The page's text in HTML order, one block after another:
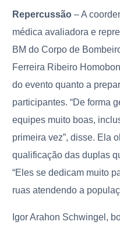
Repercussão– A
médica avaliadora e
BM do Corpo de
Ferreira Ribeiro
do evento quanto a
participantes. “De forma
equipes muito boas,
primeira vez”, disse. Ela
qualificação das duplas
“Eles se dedicam muito
ruas atendendo a
Igor Arahon Schwingel,